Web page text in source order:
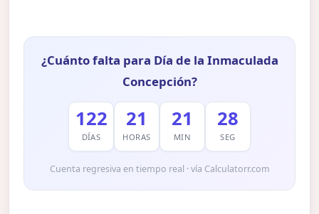
¿Cuánto falta para Día de la Inmaculada
Concepción?
122
DÍAS
21
HORAS
21
MIN
27
SEG
Cuenta regresiva en tiempo real · vía Calculatorr.com